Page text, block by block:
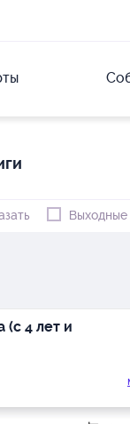
Выходные
(с 4 лет и